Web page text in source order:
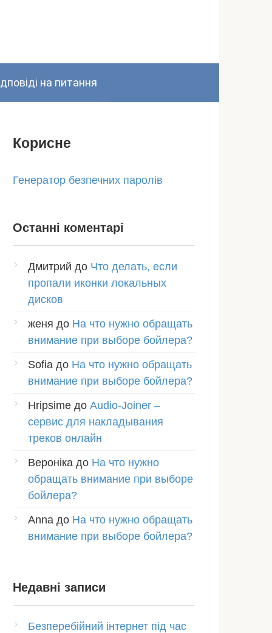
на питання
Корисне
Генератор безпечних паролів
Останні коментарі
Дмитрий до Что делать, если
пропали иконки локальных
дисков
женя до На что нужно обращать
внимание при выборе бойлера?
Sofia до На что нужно обращать
внимание при выборе бойлера?
Hripsime до Audio-Joiner –
сервис для накладывания
треков онлайн
Вероніка до На что нужно
обращать внимание при выборе
бойлера?
Anna до На что нужно обращать
внимание при выборе бойлера?
Недавні записи
Безперебійний інтернет під час